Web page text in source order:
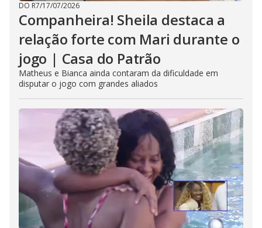
DO R7/17/07/2026
Companheira! Sheila destaca a
relação forte com Mari durante o
jogo | Casa do Patrão
Matheus e Bianca ainda contaram da dificuldade em
disputar o jogo com grandes aliados